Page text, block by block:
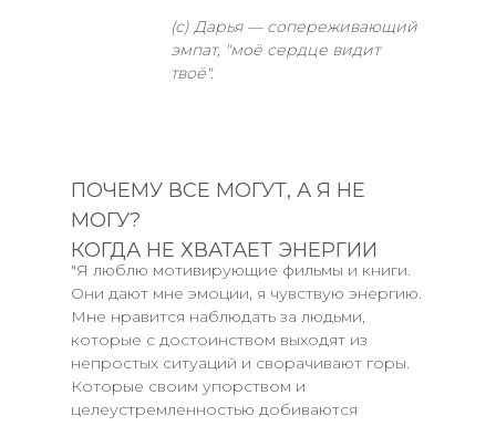
(с) Дарья — сопереживающий
эмпат, "моё сердце видит
твоё".
ПОЧЕМУ ВСЕ МОГУТ, А Я НЕ
МОГУ?
КОГДА НЕ ХВАТАЕТ ЭНЕРГИИ
"Я люблю мотивирующие фильмы и книги.
Они дают мне эмоции, я чувствую энергию.
Мне нравится наблюдать за людьми,
которые с достоинством выходят из
непростых ситуаций и сворачивают горы.
Которые своим упорством и
целеустремленностью добиваются